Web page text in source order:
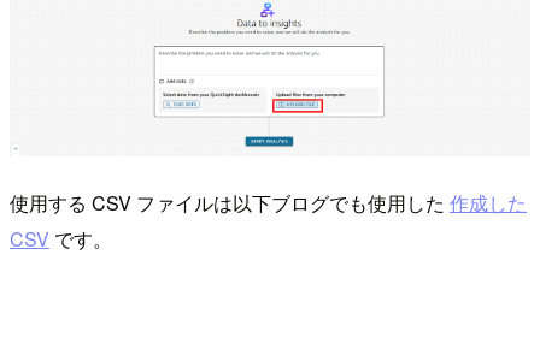
使用する CSV ファイルは以下ブログでも使用した 作成した
CSV です。